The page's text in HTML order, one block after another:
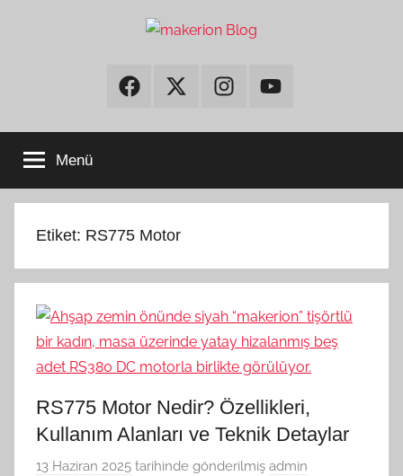
makerionFacebookTwitter InstagramYoutube
Menü
Etiket: RS775 Motor
RS775 Motor Nedir? Özellikleri,
Kullanım Alanları ve Teknik Detaylar
13 Haziran 2025 tarihinde gönderilmiş admin